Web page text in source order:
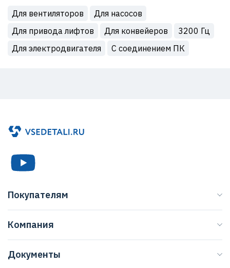
Для вентиляторов
Для насосов
Для привода лифтов
Для конвейеров
3200 Гц
Для электродвигателя
С соединением ПК
Бренды
Способы оплаты
Покупателям
Журнал
Компания
Документы